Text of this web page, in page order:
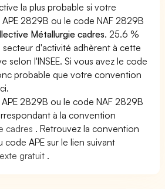
la plus probable si votre
2829B ou le code NAF 2829B
Métallurgie cadres. 25.6 %
d'activité adhèrent à cette
selon l'INSEE. Si vous avez le code
probable que votre convention
2829B ou le code NAF 2829B
à la convention
cadres . Retrouvez la convention
APE sur le lien suivant
gratuit .